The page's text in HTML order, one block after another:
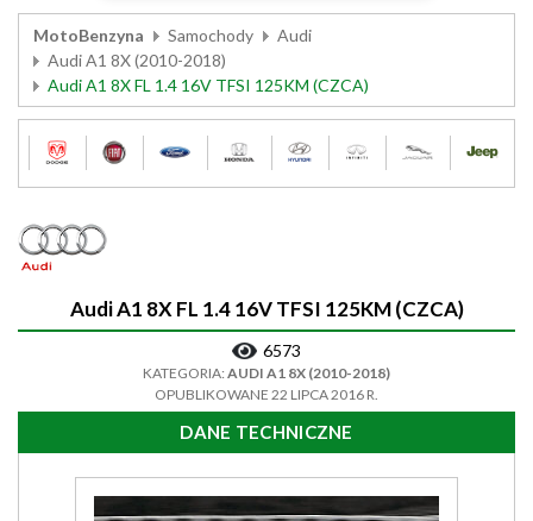
MotoBenzyna Samochody
Audi
Audi A1 8X (2010-2018)
Audi A1 8X FL 1.4 16V TFSI 125KM (CZCA)
Audi A1 8X FL 1.4 16V TFSI 125KM (CZCA)
6573
KATEGORIA: AUDI A1 8X (2010-2018)
OPUBLIKOWANE 22 LIPCA 2016 R.
DANE TECHNICZNE